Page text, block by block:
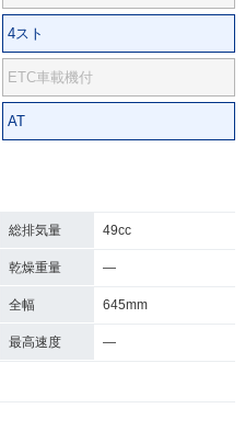
4スト
ETC車載機付
AT
総排気量 49cc
乾燥重量 ―
全幅 645mm
最高速度 ―